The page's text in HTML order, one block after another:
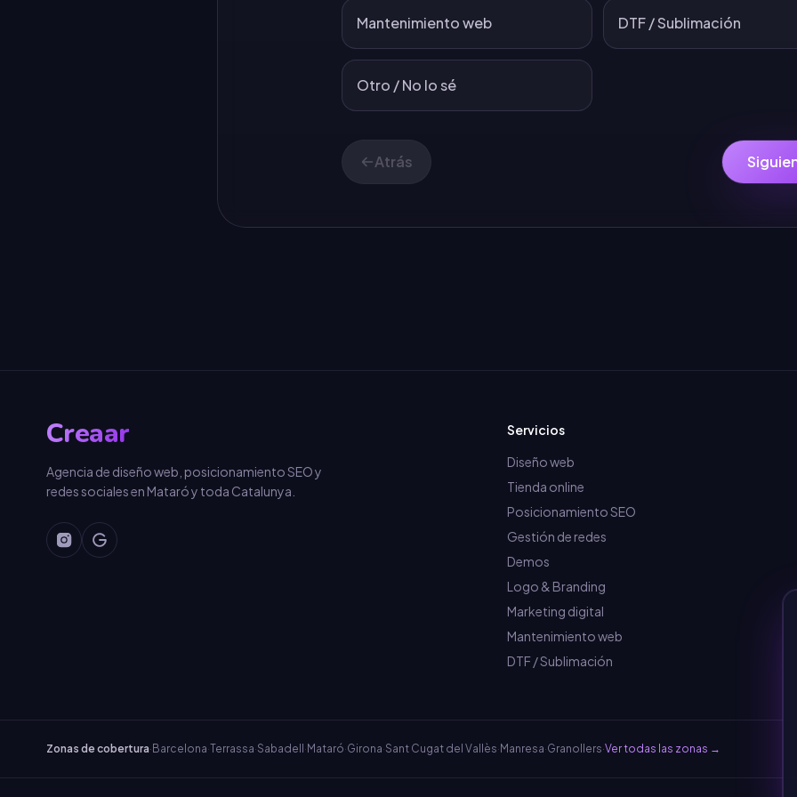
Mantenimiento web DTF / Sublimación
Otro / No lo sé
Atrás
Creaar
Agencia de diseño web, posicionamiento SEO y
redes sociales en Mataró y toda Catalunya.
Servicios
Diseño web
Tienda online
Posicionamiento SEO
Gestión de redes
Demos
Logo & Branding
Marketing digital
Mantenimiento web
DTF / Sublimación
Zonas de cobertura· Barcelona·Terrassa·Sabadell · Mataró·Girona·Sant Cugat del Vallès· Manresa·Granollers·Ver todas las zonas →